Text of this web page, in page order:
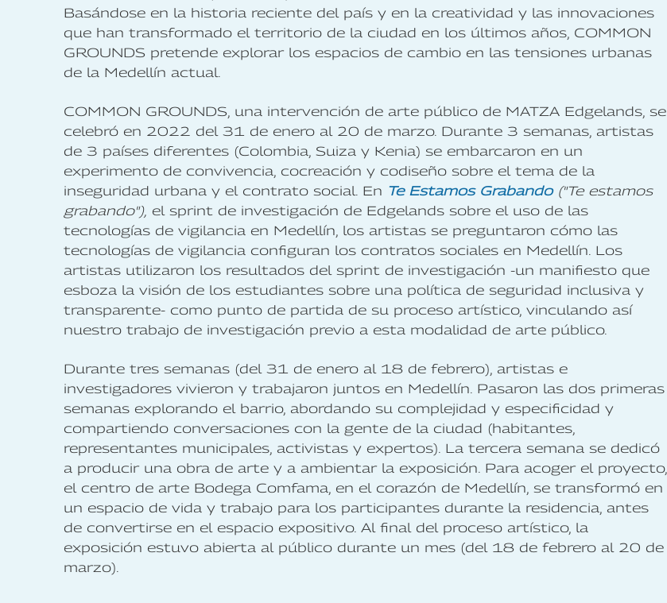
Basándose en la historia reciente del país y en la creatividad y las innovaciones
que han transformado el territorio de la ciudad en los últimos años, COMMON
GROUNDS pretende explorar los espacios de cambio en las tensiones urbanas
de la Medellín actual.
COMMON GROUNDS, una intervención de arte público de MATZA Edgelands, se
celebró en 2022 del 31 de enero al 20 de marzo. Durante 3 semanas, artistas
de 3 países diferentes (Colombia, Suiza y Kenia) se embarcaron en un
experimento de convivencia, cocreación y codiseño sobre el tema de la
inseguridad urbana y el contrato social. En Te Estamos Grabando("Te estamos
grabando"), el sprint de investigación de Edgelands sobre el uso de las
tecnologías de vigilancia en Medellín, los artistas se preguntaron cómo las
tecnologías de vigilancia configuran los contratos sociales en Medellín. Los
artistas utilizaron los resultados del sprint de investigación -un manifiesto que
esboza la visión de los estudiantes sobre una política de seguridad inclusiva y
transparente- como punto de partida de su proceso artístico, vinculando así
nuestro trabajo de investigación previo a esta modalidad de arte público.
Durante tres semanas (del 31 de enero al 18 de febrero), artistas e
investigadores vivieron y trabajaron juntos en Medellín. Pasaron las dos primeras
semanas explorando el barrio, abordando su complejidad y especificidad y
compartiendo conversaciones con la gente de la ciudad (habitantes,
representantes municipales, activistas y expertos). La tercera semana se dedicó
a producir una obra de arte y a ambientar la exposición. Para acoger el proyecto,
el centro de arte Bodega Comfama, en el corazón de Medellín, se transformó en
un espacio de vida y trabajo para los participantes durante la residencia, antes
de convertirse en el espacio expositivo. Al final del proceso artístico, la
exposición estuvo abierta al público durante un mes (del 18 de febrero al 20 de
marzo).